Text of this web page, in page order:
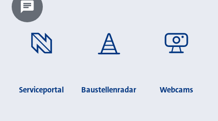
Chatbot laden?
Serviceportal Baustellenradar Webcams